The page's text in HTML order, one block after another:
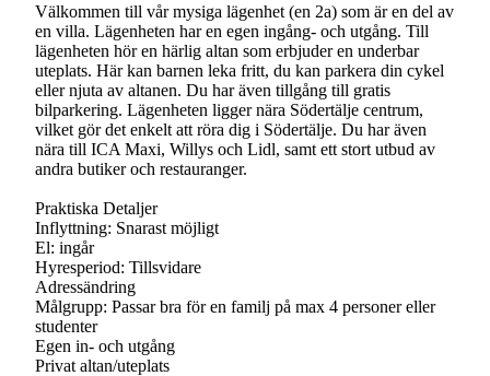
Välkommen till vår mysiga lägenhet (en 2a) som är en del av
en villa. Lägenheten har en egen ingång- och utgång. Till
lägenheten hör en härlig altan som erbjuder en underbar
uteplats. Här kan barnen leka fritt, du kan parkera din cykel
eller njuta av altanen. Du har även tillgång till gratis
bilparkering. Lägenheten ligger nära Södertälje centrum,
vilket gör det enkelt att röra dig i Södertälje. Du har även
nära till ICA Maxi, Willys och Lidl, samt ett stort utbud av
andra butiker och restauranger.
Praktiska Detaljer
Inflyttning: Snarast möjligt
El: ingår
Hyresperiod: Tillsvidare
Adressändring
Målgrupp: Passar bra för en familj på max 4 personer eller
studenter
Egen in- och utgång
Privat altan/uteplats